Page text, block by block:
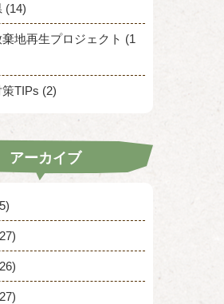
(14)
地再生プロジェクト (1
TIPs (2)
アーカイブ